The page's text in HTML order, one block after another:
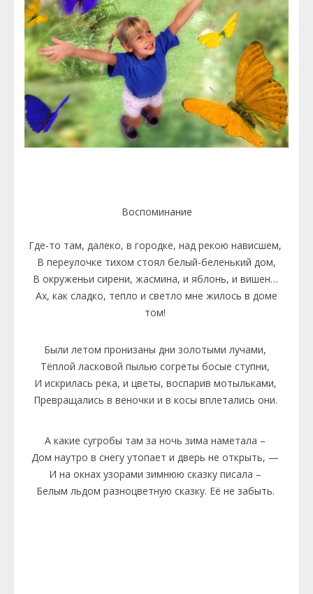
Воспоминание
Где-то там, далеко, в городке, над рекою нависшем,
В переулочке тихом стоял белый-беленький дом,
В окруженьи сирени, жасмина, и яблонь, и вишен…
Ах, как сладко, тепло и светло мне жилось в доме
том!
Были летом пронизаны дни золотыми лучами,
Тёплой ласковой пылью согреты босые ступни,
И искрилась река, и цветы, воспарив мотыльками,
Превращались в веночки и в косы вплетались они.
А какие сугробы там за ночь зима наметала –
Дом наутро в снегу утопает и дверь не открыть, —
И на окнах узорами зимнюю сказку писала –
Белым льдом разноцветную сказку. Её не забыть.